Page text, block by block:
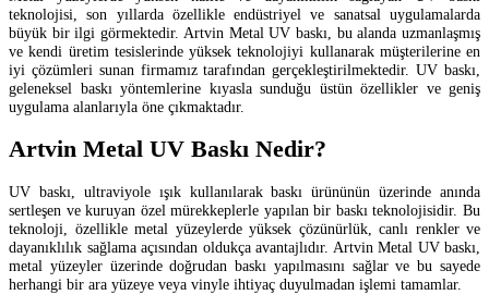
teknolojisi, son yıllarda özellikle endüstriyel ve sanatsal uygulamalarda
büyük bir ilgi görmektedir. Artvin Metal UV baskı, bu alanda uzmanlaşmış
ve kendi üretim tesislerinde yüksek teknolojiyi kullanarak müşterilerine en
iyi çözümleri sunan firmamız tarafından gerçekleştirilmektedir. UV baskı,
geleneksel baskı yöntemlerine kıyasla sunduğu üstün özellikler ve geniş
uygulama alanlarıyla öne çıkmaktadır.
Artvin Metal UV Baskı Nedir?
UV baskı, ultraviyole ışık kullanılarak baskı ürününün üzerinde anında
sertleşen ve kuruyan özel mürekkeplerle yapılan bir baskı teknolojisidir. Bu
teknoloji, özellikle metal yüzeylerde yüksek çözünürlük, canlı renkler ve
dayanıklılık sağlama açısından oldukça avantajlıdır. Artvin Metal UV baskı,
metal yüzeyler üzerinde doğrudan baskı yapılmasını sağlar ve bu sayede
herhangi bir ara yüzeye veya vinyle ihtiyaç duyulmadan işlemi tamamlar.